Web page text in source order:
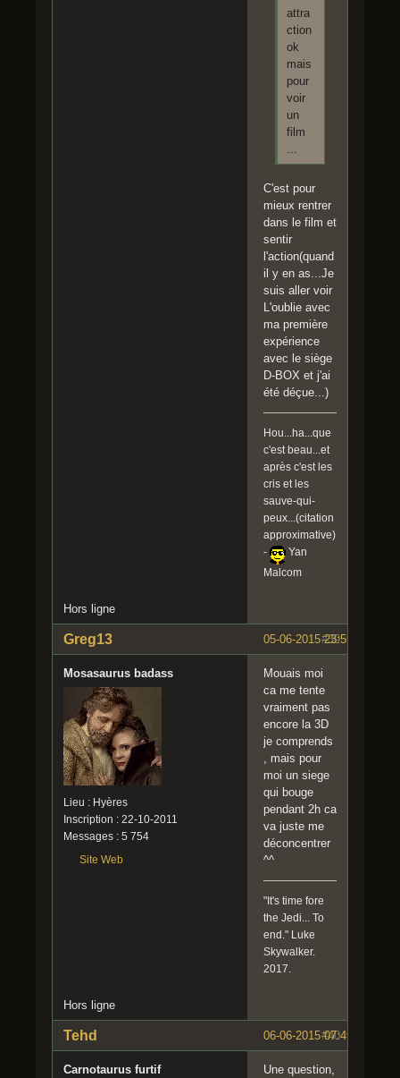
attra
ction
ok
mais
pour
voir
un
film
C'est pour
mieux rentrer
dans le film et
sentir
l'action(quand
il y en as...Je
suis aller voir
L'oublie avec
ma première
expérience
avec le siège
D-BOX et j'ai
été déçue...)
Hou...ha...que
c'est beau...et
après c'est les
cris et les
sauve-qui-
peux...(citation
approximative)
-
Yan
Malcom
Hors ligne
#39
05-06-2015 23:59:22
Greg13
Mosasaurus badass
Lieu : Hyères
Inscription : 22-10-2011
Messages : 5 754
Site Web
Mouais moi
ca me tente
vraiment pas
encore la 3D
je comprends
, mais pour
moi un siege
qui bouge
pendant 2h ca
va juste me
déconcentrer
^^
"It's time fore
the Jedi... To
end." Luke
Skywalker.
2017.
Hors ligne
#40
06-06-2015 07:49:27
Tehd
Carnotaurus furtif
Une question,